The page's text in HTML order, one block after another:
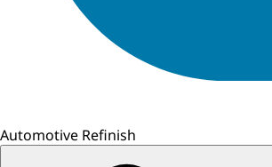
Automotive Refinish